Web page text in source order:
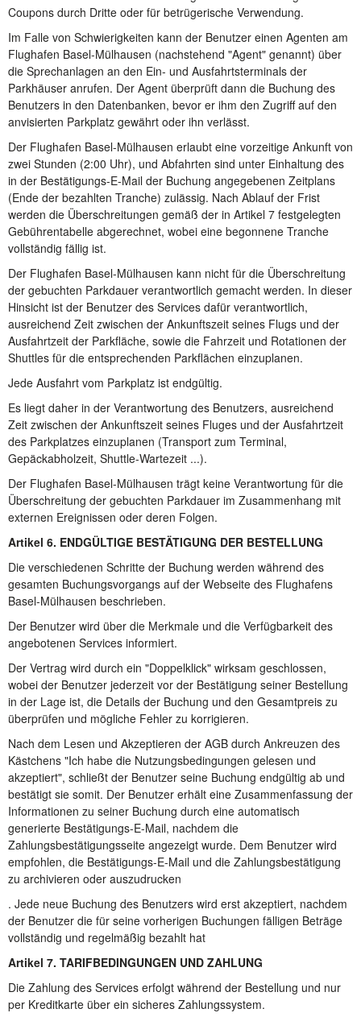
Coupons durch Dritte oder für betrügerische Verwendung.
Im Falle von Schwierigkeiten kann der Benutzer einen Agenten am
Flughafen Basel-Mülhausen (nachstehend "Agent" genannt) über
die Sprechanlagen an den Ein- und Ausfahrtsterminals der
Parkhäuser anrufen. Der Agent überprüft dann die Buchung des
Benutzers in den Datenbanken, bevor er ihm den Zugriff auf den
anvisierten Parkplatz gewährt oder ihn verlässt.
Der Flughafen Basel-Mülhausen erlaubt eine vorzeitige Ankunft von
zwei Stunden (2:00 Uhr), und Abfahrten sind unter Einhaltung des
in der Bestätigungs-E-Mail der Buchung angegebenen Zeitplans
(Ende der bezahlten Tranche) zulässig. Nach Ablauf der Frist
werden die Überschreitungen gemäß der in Artikel 7 festgelegten
Gebührentabelle abgerechnet, wobei eine begonnene Tranche
vollständig fällig ist.
Der Flughafen Basel-Mülhausen kann nicht für die Überschreitung
der gebuchten Parkdauer verantwortlich gemacht werden. In dieser
Hinsicht ist der Benutzer des Services dafür verantwortlich,
ausreichend Zeit zwischen der Ankunftszeit seines Flugs und der
Ausfahrtzeit der Parkfläche, sowie die Fahrzeit und Rotationen der
Shuttles für die entsprechenden Parkflächen einzuplanen.
Jede Ausfahrt vom Parkplatz ist endgültig.
Es liegt daher in der Verantwortung des Benutzers, ausreichend
Zeit zwischen der Ankunftszeit seines Fluges und der Ausfahrtzeit
des Parkplatzes einzuplanen (Transport zum Terminal,
Gepäckabholzeit, Shuttle-Wartezeit ...).
Der Flughafen Basel-Mülhausen trägt keine Verantwortung für die
Überschreitung der gebuchten Parkdauer im Zusammenhang mit
externen Ereignissen oder deren Folgen.
Artikel 6. ENDGÜLTIGE BESTÄTIGUNG DER BESTELLUNG
Die verschiedenen Schritte der Buchung werden während des
gesamten Buchungsvorgangs auf der Webseite des Flughafens
Basel-Mülhausen beschrieben.
Der Benutzer wird über die Merkmale und die Verfügbarkeit des
angebotenen Services informiert.
Der Vertrag wird durch ein "Doppelklick" wirksam geschlossen,
wobei der Benutzer jederzeit vor der Bestätigung seiner Bestellung
in der Lage ist, die Details der Buchung und den Gesamtpreis zu
überprüfen und mögliche Fehler zu korrigieren.
Nach dem Lesen und Akzeptieren der AGB durch Ankreuzen des
Kästchens "Ich habe die Nutzungsbedingungen gelesen und
akzeptiert", schließt der Benutzer seine Buchung endgültig ab und
bestätigt sie somit. Der Benutzer erhält eine Zusammenfassung der
Informationen zu seiner Buchung durch eine automatisch
generierte Bestätigungs-E-Mail, nachdem die
Zahlungsbestätigungsseite angezeigt wurde. Dem Benutzer wird
empfohlen, die Bestätigungs-E-Mail und die Zahlungsbestätigung
zu archivieren oder auszudrucken
. Jede neue Buchung des Benutzers wird erst akzeptiert, nachdem
der Benutzer die für seine vorherigen Buchungen fälligen Beträge
vollständig und regelmäßig bezahlt hat
Artikel 7. TARIFBEDINGUNGEN UND ZAHLUNG
Die Zahlung des Services erfolgt während der Bestellung und nur
per Kreditkarte über ein sicheres Zahlungssystem.